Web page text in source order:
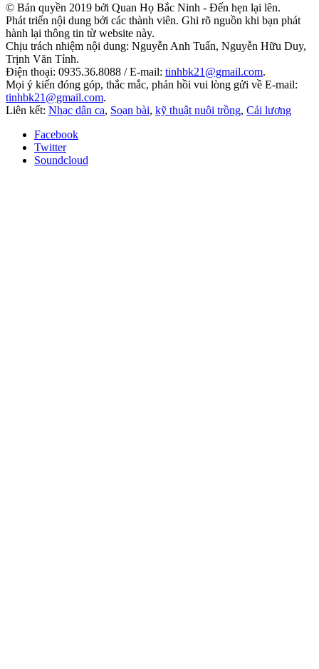
© Bản quyền 2019 bởi Quan Họ Bắc Ninh - Đến hẹn lại lên.
Phát triển nội dung bởi các thành viên. Ghi rõ nguồn khi bạn phát
hành lại thông tin từ website này.
Chịu trách nhiệm nội dung: Nguyễn Anh Tuấn, Nguyễn Hữu Duy,
Trịnh Văn Tỉnh.
Điện thoại: 0935.36.8088 / E-mail: tinhbk21@gmail.com.
Mọi ý kiến đóng góp, thắc mắc, phản hồi vui lòng gửi về E-mail:
tinhbk21@gmail.com.
Liên kết: Nhạc dân ca, Soạn bài, kỹ thuật nuôi trồng, Cải lương
Facebook
Twitter
Soundcloud